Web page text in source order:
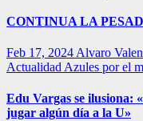
CONTINUA LA
Feb 17, 2024 Alvaro
Actualidad Azules por el
Edu Vargas se ilusiona:
jugar algún día a la U»